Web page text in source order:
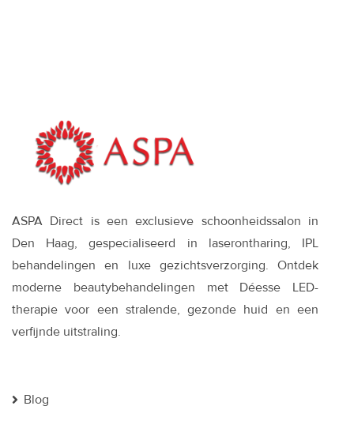
ASPA Direct is een exclusieve schoonheidssalon in
Den Haag, gespecialiseerd in laserontharing, IPL
behandelingen en luxe gezichtsverzorging. Ontdek
moderne beautybehandelingen met Déesse LED-
therapie voor een stralende, gezonde huid en een
verfijnde uitstraling.
Blog